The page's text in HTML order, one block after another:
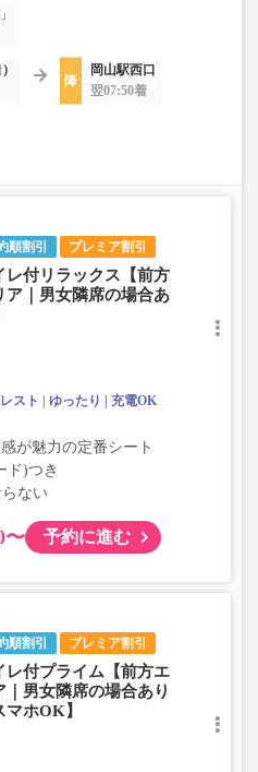
岡山駅西口
翌07:50着
順割引 プレミア割引
レ付リラックス【前方
ア｜男女隣席の場合あ
スト ゆったり
充電OK
が魅力の定番シート
ド)つき
ない
〜 予約に進む
順割引 プレミア割引
レ付プライム【前方エ
｜男女隣席の場合あり
マホOK】